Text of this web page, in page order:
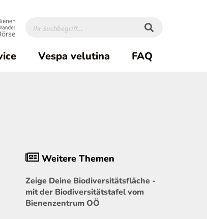
Vespa velutina FAQ
Weitere Themen
Zeige Deine Biodiversitätsfläche -
mit der Biodiversitätstafel vom
Bienenzentrum OÖ